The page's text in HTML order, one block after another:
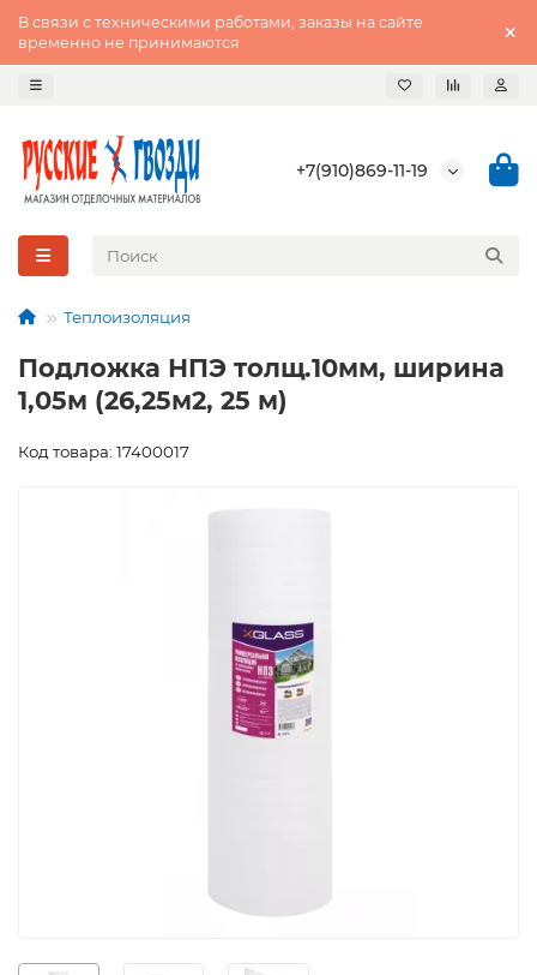
В связи с техническими работами, заказы на сайте
временно не принимаются
+7(910)869-11-19
Теплоизоляция
Подложка НПЭ толщ.10мм, ширина
1,05м (26,25м2, 25 м)
Код товара: 17400017